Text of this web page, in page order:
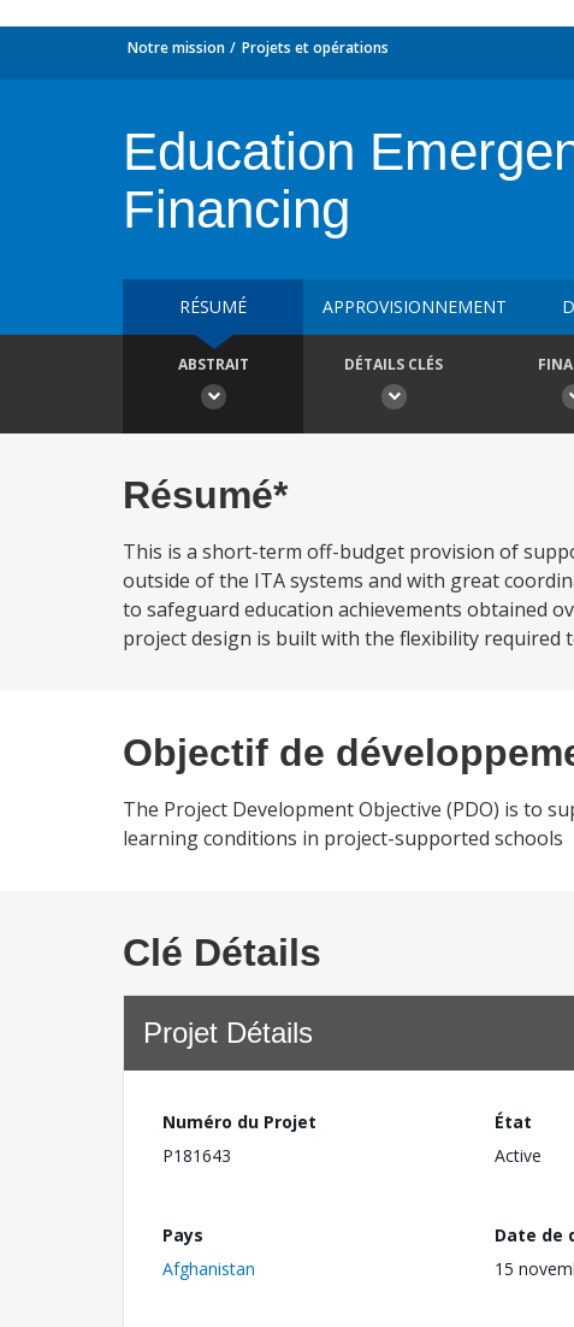
Notre mission Projets et opérations
Education
Financing
RÉSUMÉ APPROVISIONNEMENT
ABSTRAIT DÉTAILS CLÉS
Résumé*
This is a short-term off-budget provision of
outside of the ITA systems and with great
to safeguard education achievements obtained
project design is built with the flexibility required
Objectif de
The Project Development Objective (PDO) is to
learning conditions in project-supported schools
Clé Détails
Projet Détails
Numéro du Projet
P181643
État
Active
Pays
Afghanistan
Date de
15